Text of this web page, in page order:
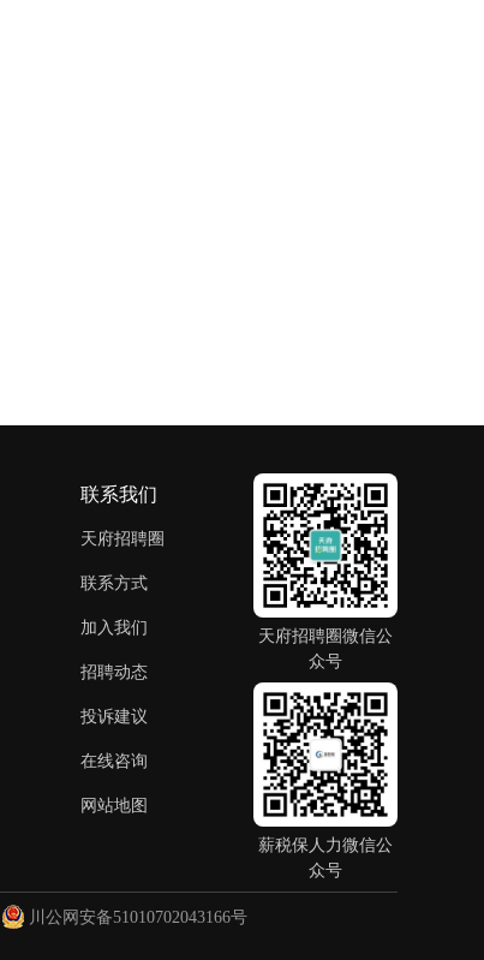
联系我们
天府招聘圈
联系方式
加入我们
招聘动态
投诉建议
在线咨询
网站地图
天府招聘圈微信公
众号
薪税保人力微信公
众号
川公网安备51010702043166号